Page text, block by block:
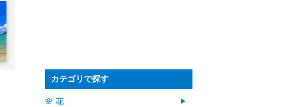
カテゴリで探す
🌸 花